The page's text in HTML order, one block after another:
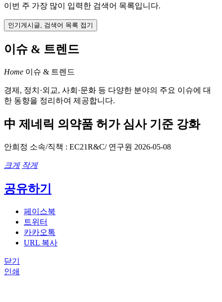
이번 주 가장 많이 입력한 검색어 목록입니다.
인기게시글, 검색어 목록 접기
이슈 & 트렌드
Home 이슈 & 트렌드
경제, 정치·외교, 사회·문화 등 다양한 분야의 주요 이슈에 대
한 동향을 정리하여 제공합니다.
中 제네릭 의약품 허가 심사 기준 강화
안희정 소속/직책 : EC21R&C/ 연구원 2026-05-08
크게 작게
공유하기
페이스북
트위터
카카오톡
URL 복사
닫기
인쇄